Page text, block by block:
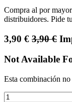
Compra al por
distribuidores. Pide
3,90 € 3,90€
Not Available
Esta combinación no